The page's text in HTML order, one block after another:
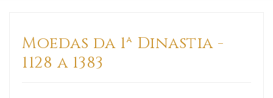
Moedas da 1ª Dinastia -
1128 a 1383